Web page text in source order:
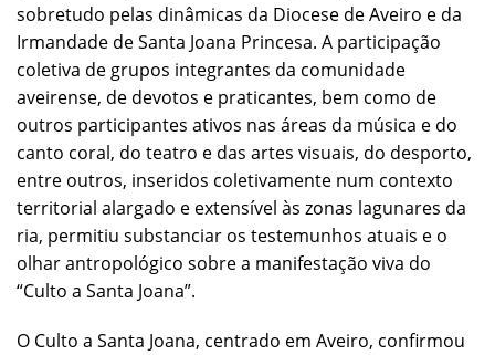
sobretudo pelas dinâmicas da Diocese de Aveiro e da
Irmandade de Santa Joana Princesa. A participação
coletiva de grupos integrantes da comunidade
aveirense, de devotos e praticantes, bem como de
outros participantes ativos nas áreas da música e do
canto coral, do teatro e das artes visuais, do desporto,
entre outros, inseridos coletivamente num contexto
territorial alargado e extensível às zonas lagunares da
ria, permitiu substanciar os testemunhos atuais e o
olhar antropológico sobre a manifestação viva do
“Culto a Santa Joana”.
O Culto a Santa Joana, centrado em Aveiro, confirmou